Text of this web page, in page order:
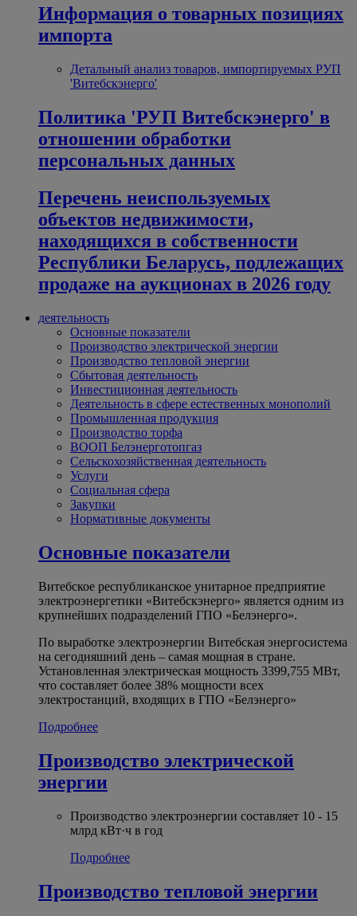
Информация о товарных позициях
импорта
Детальный анализ товаров, импортируемых РУП
'Витебскэнерго'
Политика 'РУП Витебскэнерго' в
отношении обработки
персональных данных
Перечень неиспользуемых
объектов недвижимости,
находящихся в собственности
Республики Беларусь, подлежащих
продаже на аукционах в 2026 году
деятельность
Основные показатели
Производство электрической энергии
Производство тепловой энергии
Сбытовая деятельность
Инвестиционная деятельность
Деятельность в сфере естественных монополий
Промышленная продукция
Производство торфа
ВООП Белэнерготопгаз
Сельскохозяйственная деятельность
Услуги
Социальная сфера
Закупки
Нормативные документы
Основные показатели
Витебское республиканское унитарное предприятие
электроэнергетики «Витебскэнерго» является одним из
крупнейших подразделений ГПО «Белэнерго».
По выработке электроэнергии Витебская энергосистема
на сегодняшний день – самая мощная в стране.
Установленная электрическая мощность 3399,755 МВт,
что составляет более 38% мощности всех
электростанций, входящих в ГПО «Белэнерго»
Подробнее
Производство электрической
энергии
Производство электроэнергии составляет 10 - 15
млрд кВт·ч в год
Подробнее
Производство тепловой энергии